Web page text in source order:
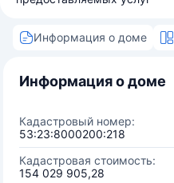
Информация о доме
Информация о доме
Кадастровый номер:
53:23:8000200:218
Кадастровая стоимость:
154 029 905,28